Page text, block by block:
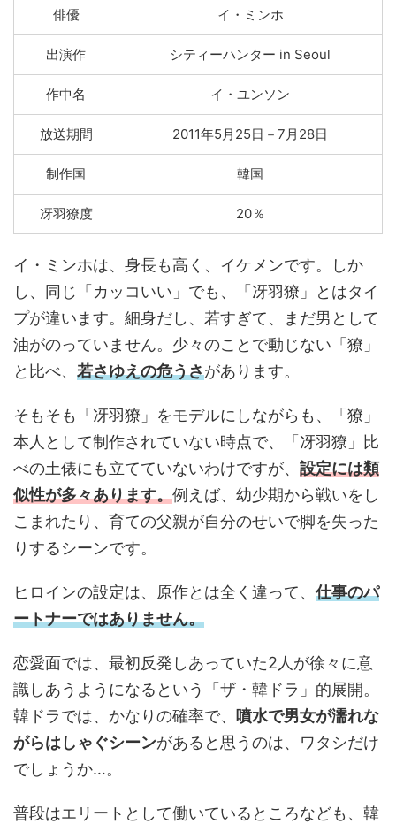
俳優 イ・ミンホ
出演作 シティーハンター in Seoul
作中名 イ・ユンソン
放送期間 2011年5月25日－7月28日
制作国 韓国
冴羽獠度 20％
イ・ミンホは、身長も高く、イケメンです。しか
し、同じ「カッコいい」でも、「冴羽獠」とはタイ
プが違います。細身だし、若すぎて、まだ男として
油がのっていません。少々のことで動じない「獠」
と比べ、 若さゆえの危うさがあります。
そもそも「冴羽獠」をモデルにしながらも、「獠」
本人として制作されていない時点で、「冴羽獠」比
べの土俵にも立てていないわけですが、 設定には類
似性が多々あります。例えば、幼少期から戦いをし
こまれたり、育ての父親が自分のせいで脚を失った
りするシーンです。
ヒロインの設定は、原作とは全く違って、 仕事のパ
ートナーではありません。
恋愛面では、最初反発しあっていた2人が徐々に意
識しあうようになるという「ザ・韓ドラ」的展開。
韓ドラでは、かなりの確率で、 噴水で男女が濡れな
がらはしゃぐシーンがあると思うのは、ワタシだけ
でしょうか…。
普段はエリートとして働いているところなども、韓